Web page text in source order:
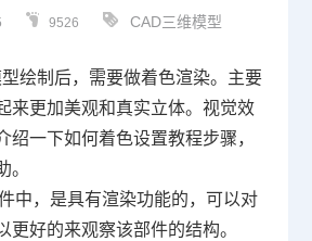
9526 CAD三维模型
绘制后，需要做着色渲染。主要
来更加美观和真实立体。视觉效
绍一下如何着色设置教程步骤，
。
中，是具有渲染功能的，可以对
更好的来观察该部件的结构。